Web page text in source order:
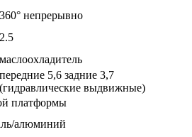
360° непрерывно
2.5
маслоохладитель
передние 5,6 задние 3,7
(гидравлические выдвижные)
платформы
алюминий